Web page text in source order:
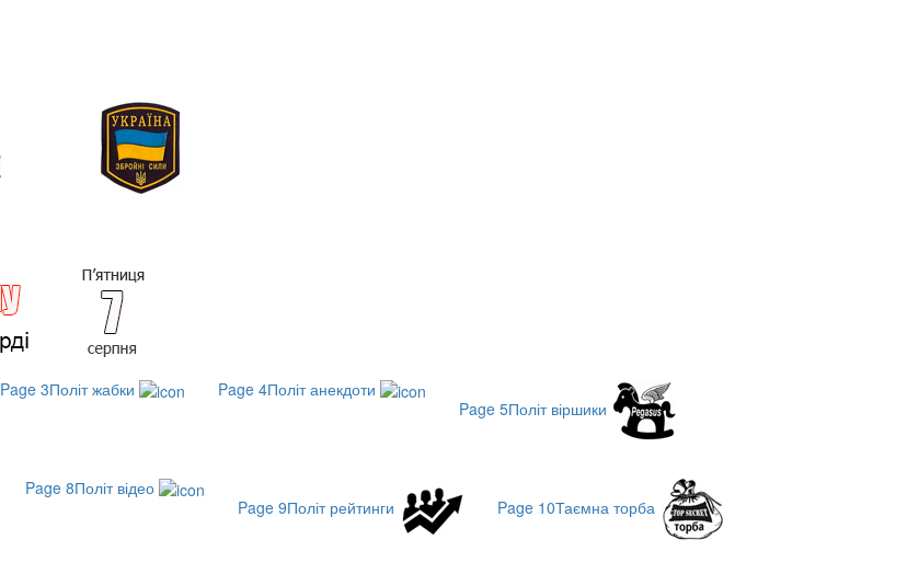
Page 3Політ жабки Page 4Політ анекдоти
Page 5Політ віршики
Page 8Політ відео
Page 9Політ рейтинги Page 10Таємна торба